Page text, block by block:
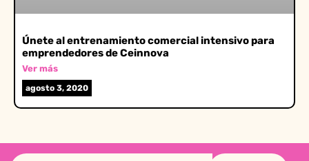
Únete al entrenamiento comercial intensivo para
emprendedores de Ceinnova
Ver más
agosto 3, 2020